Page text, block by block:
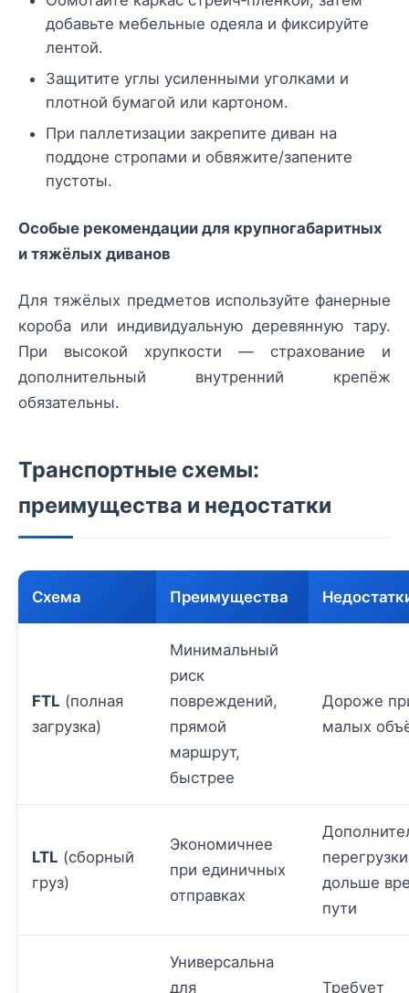
добавьте мебельные одеяла и фиксируйте
лентой.
Защитите углы усиленными уголками и
плотной бумагой или картоном.
При паллетизации закрепите диван на
поддоне стропами и обвяжите/запените
пустоты.
Особые рекомендации для крупногабаритных
и тяжёлых диванов
Для тяжёлых предметов используйте фанерные
короба или индивидуальную деревянную тару.
При высокой хрупкости — страхование и
дополнительный внутренний крепёж
обязательны.
Транспортные схемы:
преимущества и недостатки
Схема Преимущества
FTL (полная
загрузка)
Минимальный
риск
повреждений,
прямой
маршрут,
быстрее
Дороже
малых
LTL (сборный
груз)
Экономичнее
при единичных
отправках
дольше
пути
Универсальна
для
Требует